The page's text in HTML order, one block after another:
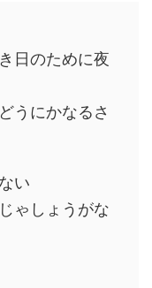
日のために夜
うにかなるさ
い
ゃしょうがな